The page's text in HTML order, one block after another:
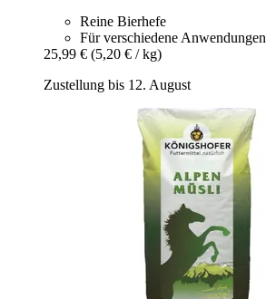
Reine Bierhefe
Für verschiedene Anwendungen
25,99 € (5,20 € / kg)
Zustellung bis 12. August